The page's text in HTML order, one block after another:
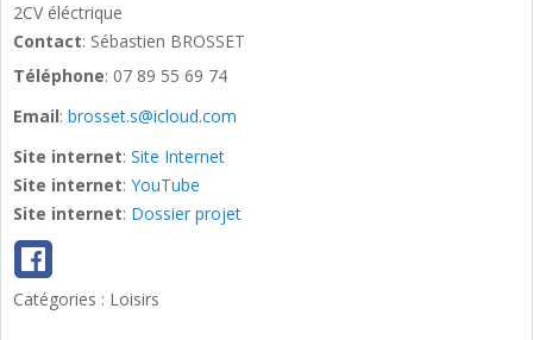
2CV éléctrique
Contact: Sébastien BROSSET
Téléphone: 07 89 55 69 74
Email: brosset.s@icloud.com
Site internet: Site Internet
Site internet: YouTube
Site internet: Dossier projet
Catégories : Loisirs